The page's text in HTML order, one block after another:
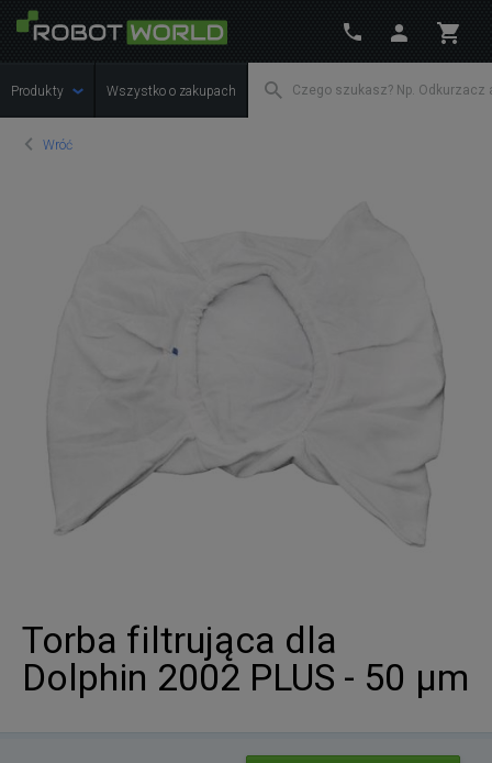
Produkty Wszystko o zakupach
Wróć
Torba filtrująca dla
Dolphin 2002 PLUS - 50 µm